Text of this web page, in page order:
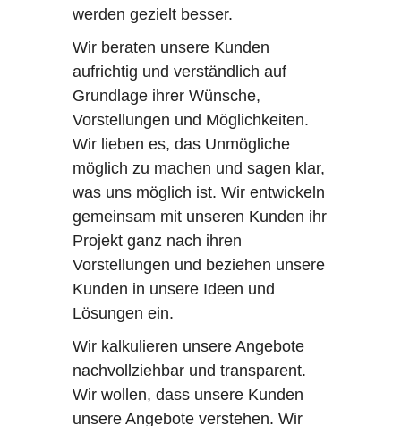
werden gezielt besser.
Wir beraten unsere Kunden
aufrichtig und verständlich auf
Grundlage ihrer Wünsche,
Vorstellungen und Möglichkeiten.
Wir lieben es, das Unmögliche
möglich zu machen und sagen klar,
was uns möglich ist. Wir entwickeln
gemeinsam mit unseren Kunden ihr
Projekt ganz nach ihren
Vorstellungen und beziehen unsere
Kunden in unsere Ideen und
Lösungen ein.
Wir kalkulieren unsere Angebote
nachvollziehbar und transparent.
Wir wollen, dass unsere Kunden
unsere Angebote verstehen. Wir